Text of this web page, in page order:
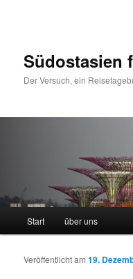
Südostasien
Der Versuch, ein
Zum Inhalt wechseln
Zum sekundären Inhalt
Start über uns
Veröffentlicht am19.